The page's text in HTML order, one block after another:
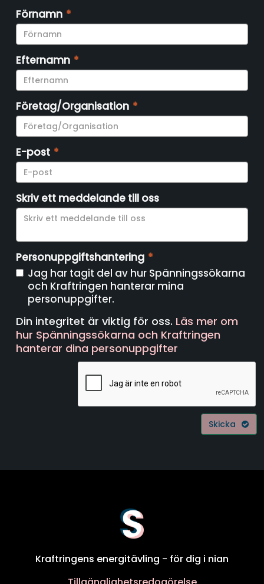
Förnamn *
Efternamn *
Företag/Organisation *
E-post *
Skriv ett meddelande till oss
Personuppgiftshantering *
Jag har tagit del av hur Spänningssökarna
och Kraftringen hanterar mina
personuppgifter.
Din integritet är viktig för oss. Läs mer om
hur Spänningssökarna och Kraftringen
hanterar dina personuppgifter
Skicka
Kraftringens energitävling - för dig i nian